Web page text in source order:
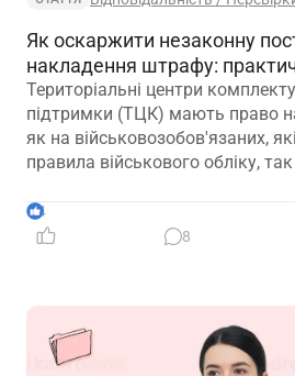
Як оскаржити незаконну
накладення штрафу:
Територіальні центри
підтримки (ТЦК) мають право
як на військовозобов'язаних,
правила військового обліку,
мобілізаційну підготовку та
йдеться про неналежне
штрафом, та дієвий алгоритм
4
8